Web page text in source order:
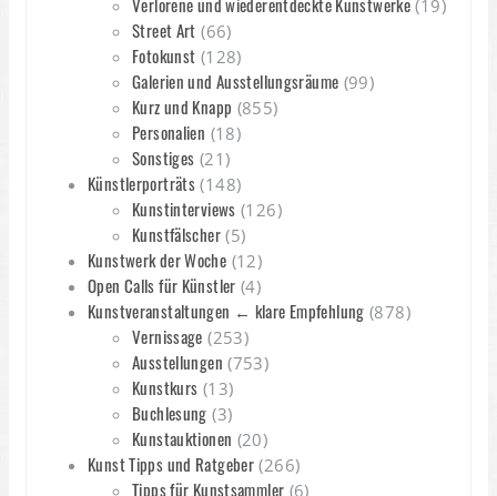
(19)
Street Art (66)
Fotokunst (128)
Galerien und Ausstellungsräume (99)
Kurz und Knapp (855)
Personalien (18)
Sonstiges (21)
Künstlerporträts (148)
Kunstinterviews (126)
Kunstfälscher(5)
Kunstwerk der Woche (12)
Open Calls für Künstler (4)
Kunstveranstaltungen ← klare Empfehlung (878)
Vernissage (253)
Ausstellungen (753)
Kunstkurs (13)
Buchlesung (3)
Kunstauktionen (20)
Kunst Tipps und Ratgeber (266)
Tipps für Kunstsammler (6)